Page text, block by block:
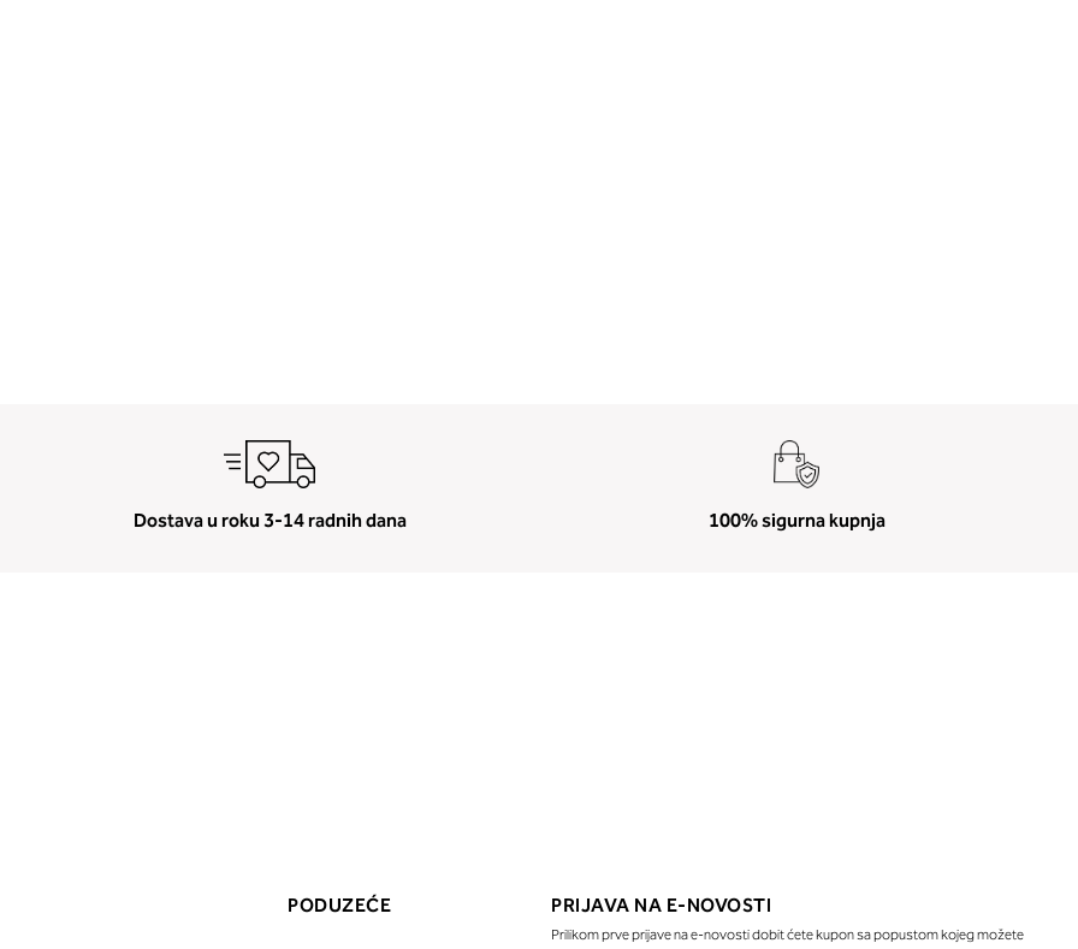
Dostava u roku 3-14 radnih dana 100% sigurna kupnja
PODUZEĆE PRIJAVA NA E-NOVOSTI
Prilikom prve prijave na e-novosti dobit ćete kupon sa popustom kojeg možete